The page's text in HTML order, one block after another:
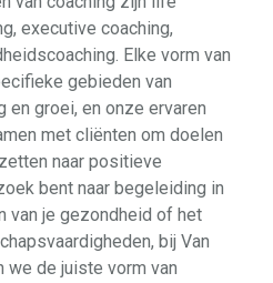
executive coaching,
Elke vorm van
gebieden van
groei, en onze ervaren
met cliënten om doelen
naar positieve
bent naar begeleiding in
van je gezondheid of het
bij Van
we de juiste vorm van